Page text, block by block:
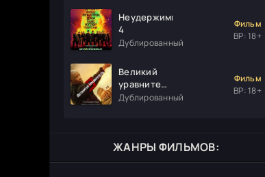
Неудержимые
4
Дублированный
Фильм
ВР: 18+
Великий
уравнитель
3
Дублированный
Фильм
ВР: 18+
ЖАНРЫ ФИЛЬМОВ: